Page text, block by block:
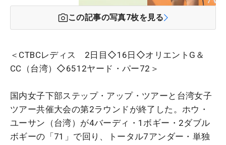
この記事の写真7枚を見る
＜CTBCレディス 2日目◇16日◇オリエントG＆
CC（台湾）◇6512ヤード・パー72＞
国内女子下部ステップ・アップ・ツアーと台湾女子
ツアー共催大会の第2ラウンドが終了した。ホウ・
ユーサン（台湾）が4バーディ・1ボギー・2ダブル
ボギーの「71」で回り、トータル7アンダー・単独